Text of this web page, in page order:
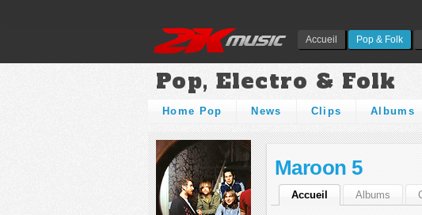
Accueil Pop & Folk
Pop, Electro & Folk
Home Pop News Clips Albums
Maroon 5
Accueil Albums